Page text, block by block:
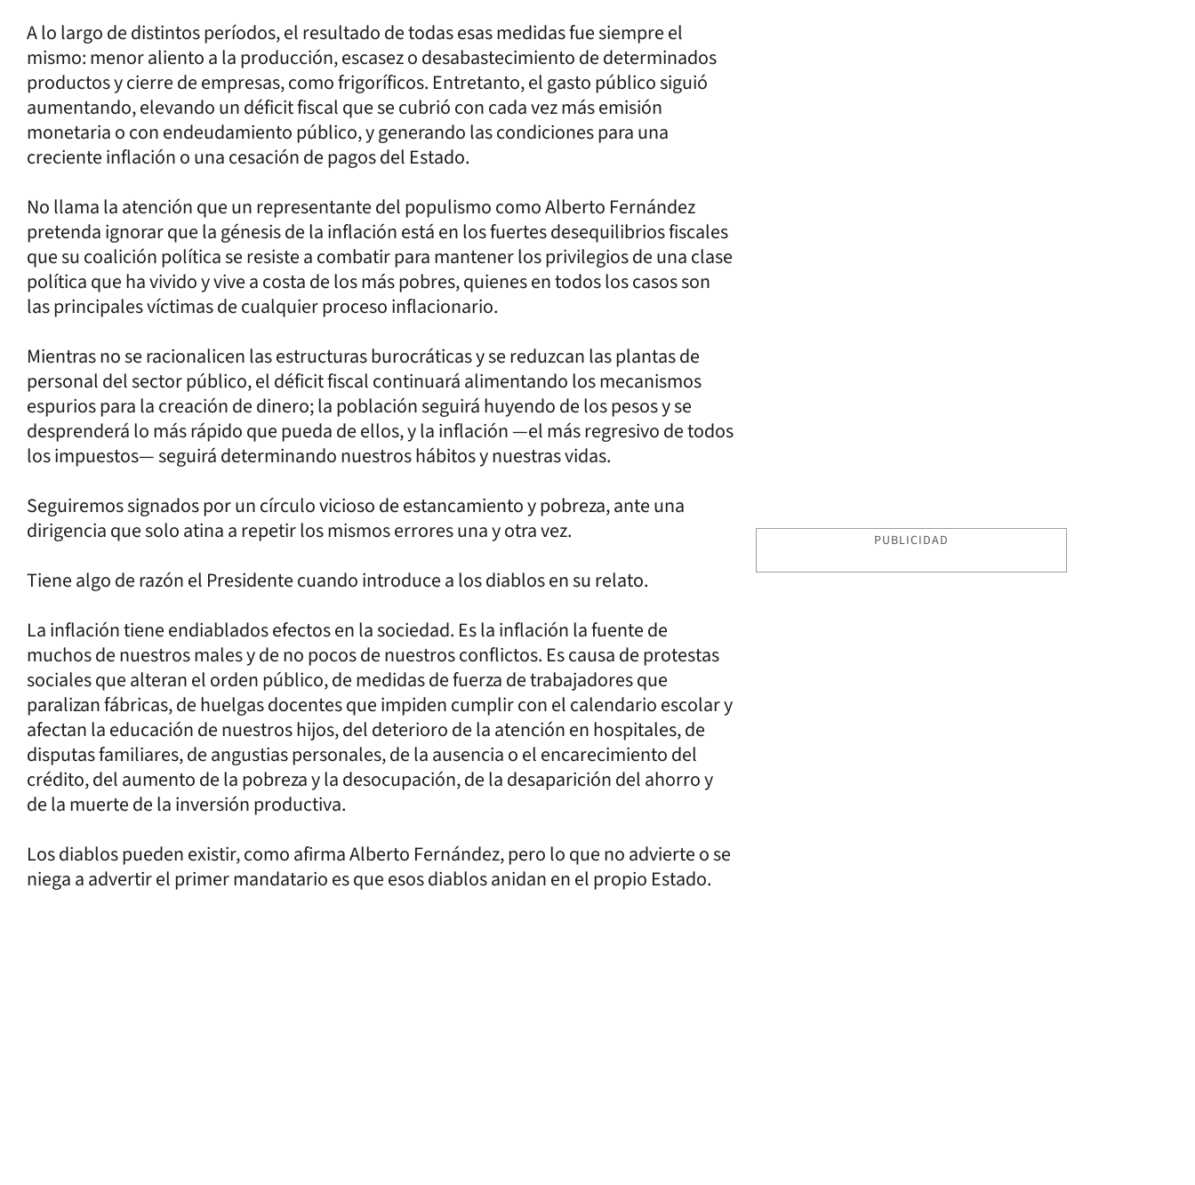
A lo largo de distintos períodos, el resultado de todas esas medidas fue siempre el
mismo: menor aliento a la producción, escasez o desabastecimiento de determinados
productos y cierre de empresas, como frigoríficos. Entretanto, el gasto público siguió
aumentando, elevando un déficit fiscal que se cubrió con cada vez más emisión
monetaria o con endeudamiento público, y generando las condiciones para una
creciente inflación o una cesación de pagos del Estado.
No llama la atención que un representante del populismo como Alberto Fernández
pretenda ignorar que la génesis de la inflación está en los fuertes desequilibrios fiscales
que su coalición política se resiste a combatir para mantener los privilegios de una clase
política que ha vivido y vive a costa de los más pobres, quienes en todos los casos son
las principales víctimas de cualquier proceso inflacionario.
Mientras no se racionalicen las estructuras burocráticas y se reduzcan las plantas de
personal del sector público, el déficit fiscal continuará alimentando los mecanismos
espurios para la creación de dinero; la población seguirá huyendo de los pesos y se
desprenderá lo más rápido que pueda de ellos, y la inflación —el más regresivo de todos
los impuestos— seguirá determinando nuestros hábitos y nuestras vidas.
Seguiremos signados por un círculo vicioso de estancamiento y pobreza, ante una
dirigencia que solo atina a repetir los mismos errores una y otra vez.
Tiene algo de razón el Presidente cuando introduce a los diablos en su relato.
La inflación tiene endiablados efectos en la sociedad. Es la inflación la fuente de
muchos de nuestros males y de no pocos de nuestros conflictos. Es causa de protestas
sociales que alteran el orden público, de medidas de fuerza de trabajadores que
paralizan fábricas, de huelgas docentes que impiden cumplir con el calendario escolar y
afectan la educación de nuestros hijos, del deterioro de la atención en hospitales, de
disputas familiares, de angustias personales, de la ausencia o el encarecimiento del
crédito, del aumento de la pobreza y la desocupación, de la desaparición del ahorro y
de la muerte de la inversión productiva.
Los diablos pueden existir, como afirma Alberto Fernández, pero lo que no advierte o se
niega a advertir el primer mandatario es que esos diablos anidan en el propio Estado.
PUBLICIDAD